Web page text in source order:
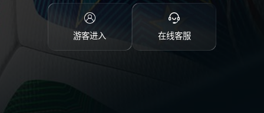
游客进入 在线客服